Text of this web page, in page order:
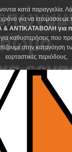
κατά παραγγελία.
για να ετοιμάσουμε
ΑΝΤΙΚΑΤΑΒΟΛΗ για
καθυστερήσεις που
στην κατανόηση
εορταστικές περιόδους.